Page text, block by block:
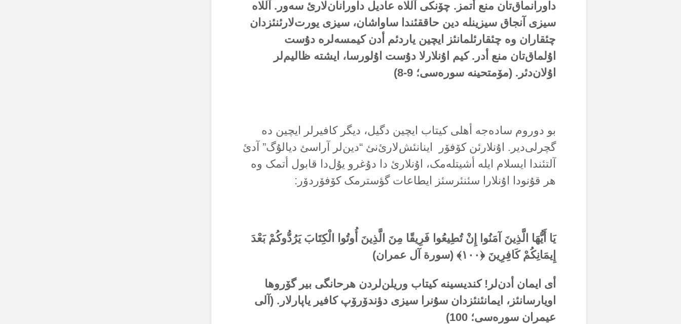
داورانماق‌تان منع أتمز. چۆنکی آللاە عادیل داورانان‌لارئ سەور. آللاە
سیزی آنجاق سیزینلە دین حاققئندا ساواشان، سیزی یورت‌لارئنئزدان
چئقاران وە چئقارئلمانئز ایچین یاردئم أدن کیمسەلرە دۇست
اۇلماق‌تان منع أدر. کیم اۇنلارلا دۇست اۇلورسا، ایشتە ظالیم‌لر
اۇلان‌دئر. (مۆمتحینە سورەسی؛ 9-8
)
بو دوروم سادەجە أهلی کیتاب ایچین دگیل، دیگر کافیرلر ایچین دە
گچرلی‌دیر. اۇنلارئن کۆفۆر اینانئش‌لارئ‌نئ “دین‌لر آراسئ دیالۇگ” آدئ
آلتئندا ایسلام ایلە أشیتلەمک، اۇنلارئ دا دۇغرو یۇل‌دا قابول أتمک وە
هر قۇنودا اۇنلارا سئنئرسئز ایطاعات گؤسترمک کۆفۆردۆر:
يَا أَيُّهَا الَّذِينَ آمَنُوا إِنْ تُطِيعُوا فَرِيقًا مِنَ الَّذِينَ أُوتُوا الْكِتَابَ يَرُدُّوكُمْ بَعْدَ
إِيمَانِكُمْ كَافِرِينَ ﴿۱۰۰﴾ (سورة آل عمران)
أی ایمان أدن‌لر! کندیسینە کیتاب وریلن‌لردن هرحانگی بیر گۆروها
اویارسانئز، ایمانئنئزدان سۇنرا سیزی دؤندۆرۆپ کافیر یاپارلار. (آلی
عیمران سورەسی؛ 100
)